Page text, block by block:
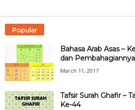
Popular
Bahasa Arab Asas –
dan Pembahagiannya
March 11, 2017
Tafsir Surah Ghafir –
Ke-44